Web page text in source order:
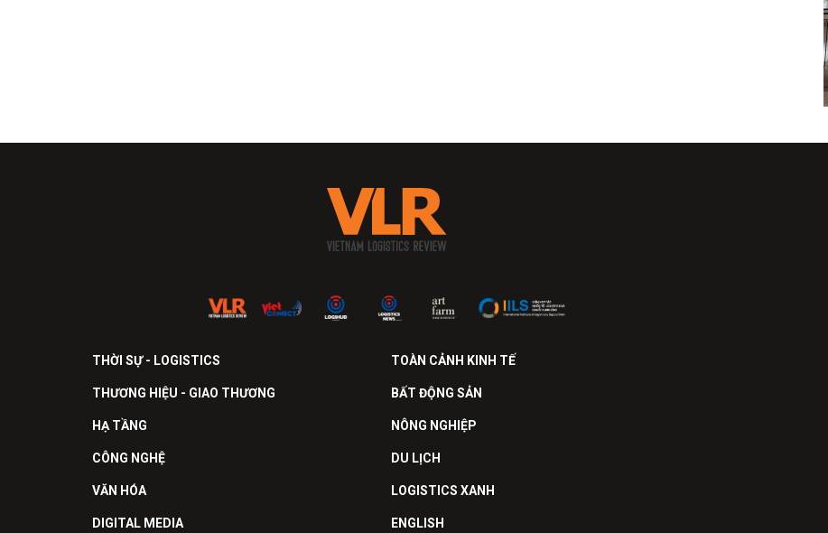
THỜI SỰ - LOGISTICS TOÀN CẢNH KINH TẾ
THƯƠNG HIỆU - GIAO THƯƠNG BẤT ĐỘNG SẢN
HẠ TẦNG NÔNG NGHIỆP
CÔNG NGHỆ DU LỊCH
VĂN HÓA LOGISTICS XANH
DIGITAL MEDIA ENGLISH